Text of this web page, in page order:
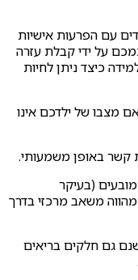
עם הפרעות אישיות
על ידי קבלת עזרה
כיצד ניתן לחיות
מצבו של ילדכם אינו
(בעיקר
משאב מרכזי בדרך
גם חלקים בריאים